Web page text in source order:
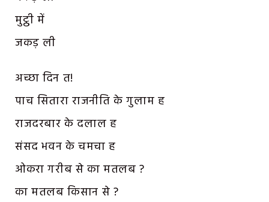
मुट्ठी में
जकड़ ली
अच्छा दिन त!
पाच सितारा राजनीति के गुलाम ह
राजदरबार के दलाल ह
संसद भवन के चमचा ह
ओकरा गरीब से का मतलब ?
का मतलब किसान से ?